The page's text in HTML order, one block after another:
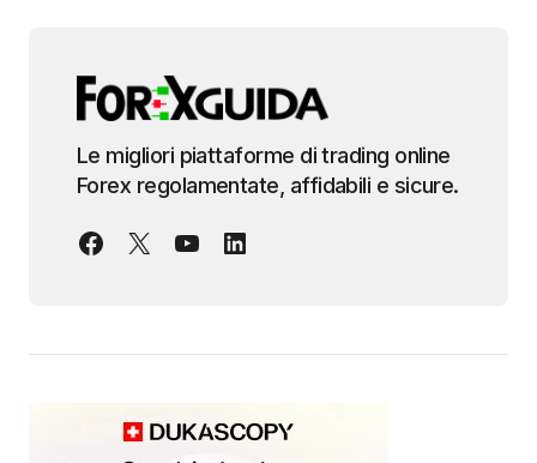
Le migliori piattaforme di trading online
Forex regolamentate, affidabili e sicure.